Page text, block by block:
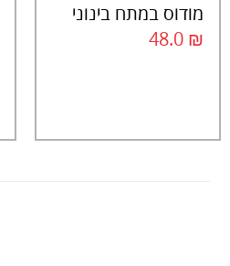
מודוס במתח בינוני
₪